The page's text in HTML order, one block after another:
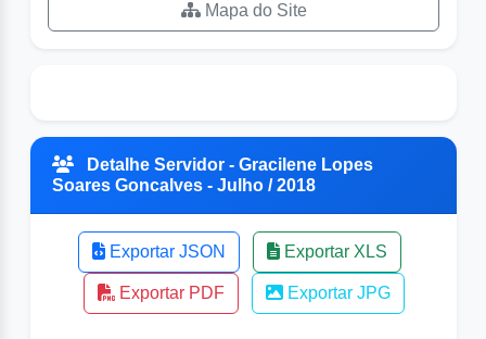
Mapa do Site
Detalhe Servidor - Gracilene Lopes
Soares Goncalves - Julho / 2018
Exportar JSON Exportar XLS
Exportar PDF Exportar JPG